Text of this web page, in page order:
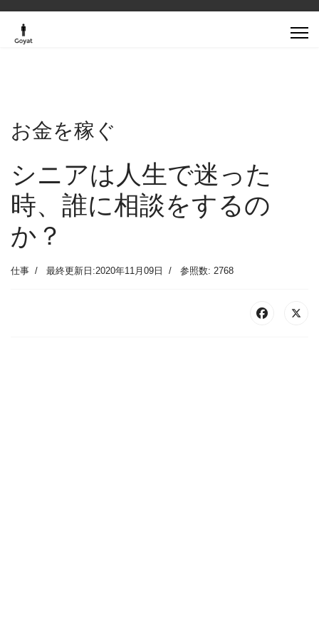
お金を稼ぐ
シニアは人生で迷った
時、誰に相談をするの
か？
仕事 最終更新日:2020年11月09日 参照数: 2768